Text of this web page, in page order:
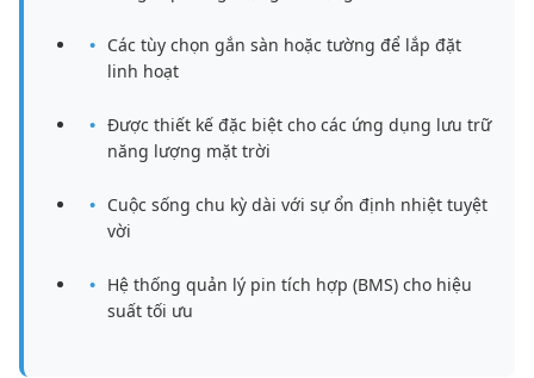
Các tùy chọn gắn sàn hoặc tường để lắp đặt
linh hoạt
Được thiết kế đặc biệt cho các ứng dụng lưu trữ
năng lượng mặt trời
Cuộc sống chu kỳ dài với sự ổn định nhiệt tuyệt
vời
Hệ thống quản lý pin tích hợp (BMS) cho hiệu
suất tối ưu